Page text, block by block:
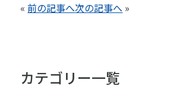
«前の記事へ次の記事へ »
カテゴリー一覧